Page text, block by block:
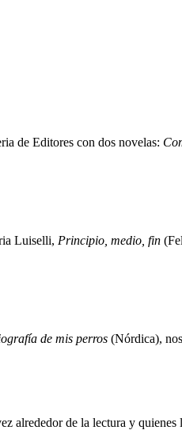
de Editores con dos novelas:
Luiselli, Principio, medio, fin
de mis perros (Nórdica),
alrededor de la lectura y